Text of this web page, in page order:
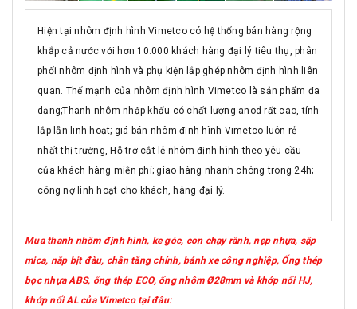
Hiện tại nhôm định hình Vimetco có hệ thống bán hàng rộng
khắp cả nước với hơn 10.000 khách hàng đại lý tiêu thụ, phân
phối nhôm định hình và phụ kiện lắp ghép nhôm định hình liên
quan. Thế mạnh của nhôm định hình Vimetco là sản phẩm đa
dạng;Thanh nhôm nhập khẩu có chất lượng anod rất cao, tính
lắp lẫn linh hoạt; giá bán nhôm định hình Vimetco luôn rẻ
nhất thị trường, Hỗ trợ cắt lẻ nhôm định hình theo yêu cầu
của khách hàng miễn phí; giao hàng nhanh chóng trong 24h;
công nợ linh hoạt cho khách, hàng đại lý.
Mua thanh nhôm định hình, ke góc, con chạy rãnh, nẹp nhựa, sập
mica, nắp bịt đàu, chân tăng chỉnh, bánh xe công nghiệp, Ống thép
bọc nhựa ABS, ống thép ECO, ống nhôm Ø28mm và khớp nối HJ,
khớp nối AL của Vimetco tại đâu: